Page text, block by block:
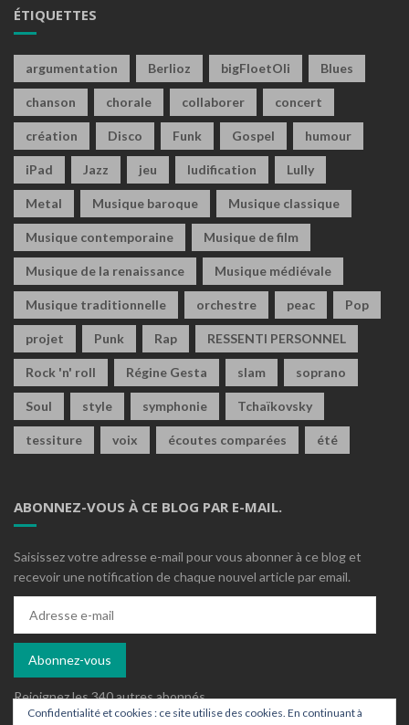
ÉTIQUETTES
argumentation Berlioz bigFloetOli Blues
chanson chorale collaborer concert
création Disco Funk Gospel humour
iPad Jazz jeu ludification Lully
Metal Musique baroque Musique classique
Musique contemporaine Musique de film
Musique de la renaissance Musique médiévale
Musique traditionnelle orchestre peac Pop
projet Punk Rap RESSENTI PERSONNEL
Rock 'n' roll Régine Gesta slam soprano
Soul style symphonie Tchaïkovsky
tessiture voix écoutes comparées été
ABONNEZ-VOUS À CE BLOG PAR E-MAIL.
Saisissez votre adresse e-mail pour vous abonner à ce blog et
recevoir une notification de chaque nouvel article par email.
mail
Abonnez-vous
Rejoignez les 340 autres abonnés
Confidentialité et cookies : ce site utilise des cookies. En continuant à